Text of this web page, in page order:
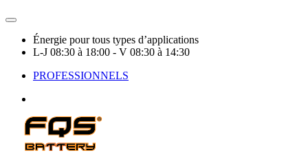
Énergie pour tous types d’applications
L-J 08:30 à 18:00 - V 08:30 à 14:30
PROFESSIONNELS